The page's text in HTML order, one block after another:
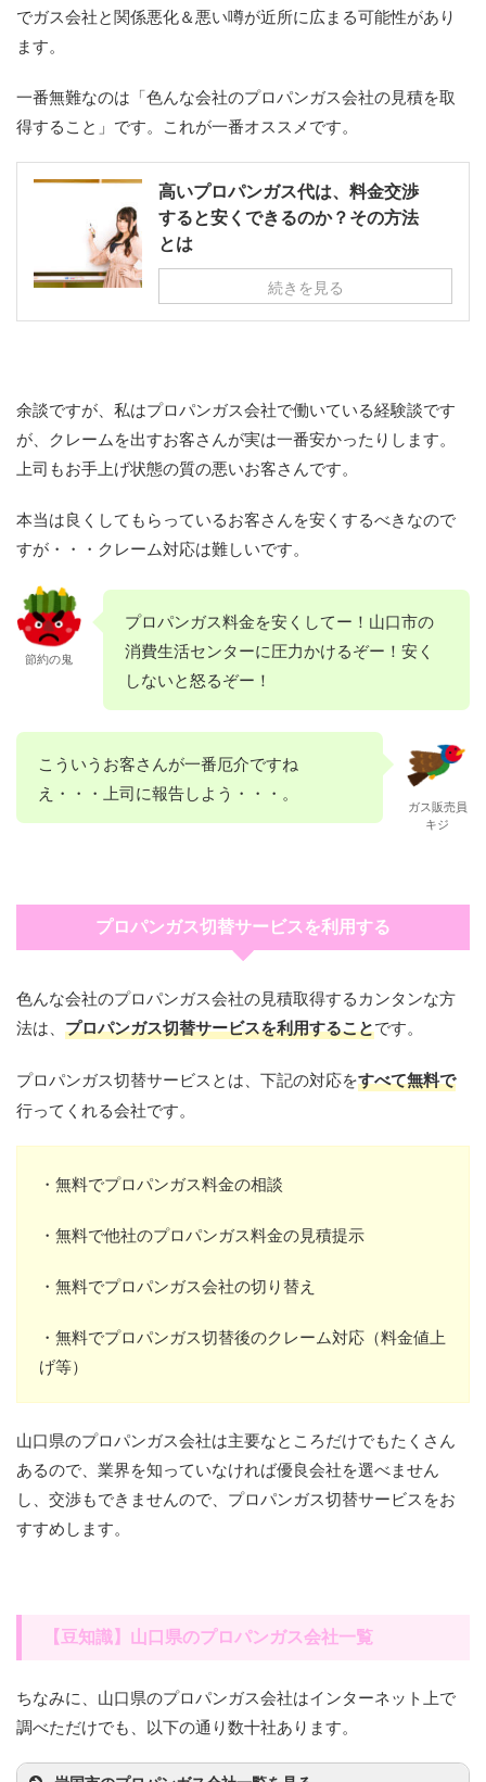
でガス会社と関係悪化＆悪い噂が近所に広まる可能性があり
ます。
一番無難なのは「色んな会社のプロパンガス会社の見積を取
得すること」です。これが一番オススメです。
高いプロパンガス代は、料金交渉
すると安くできるのか？その方法
とは
続きを見る
余談ですが、私はプロパンガス会社で働いている経験談です
が、クレームを出すお客さんが実は一番安かったりします。
上司もお手上げ状態の質の悪いお客さんです。
本当は良くしてもらっているお客さんを安くするべきなので
すが・・・クレーム対応は難しいです。
節約の鬼
プロパンガス料金を安くしてー！山口市の
消費生活センターに圧力かけるぞー！安く
しないと怒るぞー！
こういうお客さんが一番厄介ですね
え・・・上司に報告しよう・・・。
ガス販売員
キジ
プロパンガス切替サービスを利用する
色んな会社のプロパンガス会社の見積取得するカンタンな方
法は、 プロパンガス切替サービスを利用することです。
プロパンガス切替サービスとは、下記の対応をすべて無料で
行ってくれる会社です。
・無料でプロパンガス料金の相談
・無料で他社のプロパンガス料金の見積提示
・無料でプロパンガス会社の切り替え
・無料でプロパンガス切替後のクレーム対応（料金値上
げ等）
山口県のプロパンガス会社は主要なところだけでもたくさん
あるので、業界を知っていなければ優良会社を選べません
し、交渉もできませんので、プロパンガス切替サービスをお
すすめします。
【豆知識】山口県のプロパンガス会社一覧
ちなみに、山口県のプロパンガス会社はインターネット上で
調べただけでも、以下の通り数十社あります。